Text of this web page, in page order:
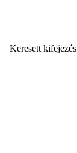
Keresett kifejezés